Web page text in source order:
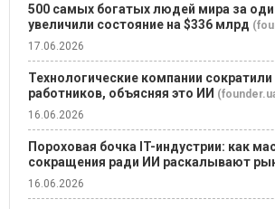
500 самых богатых людей мира за
увеличили состояние на $336 млрд
17.06.2026
Технологические компании сократили
работников, объясняя это ИИ
16.06.2026
Пороховая бочка IT-индустрии: как
сокращения ради ИИ раскалывают
16.06.2026